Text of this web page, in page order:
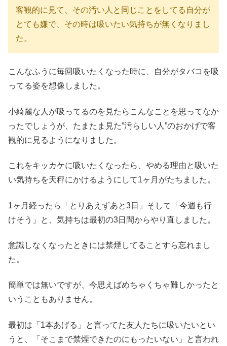
客観的に見て、その汚い人と同じことをしてる自分が
とても嫌で、その時は吸いたい気持ちが無くなりまし
た。
こんなふうに毎回吸いたくなった時に、自分がタバコを吸
ってる姿を想像しました。
小綺麗な人が吸ってるのを見たらこんなことを思ってなか
ったでしょうが、たまたま見た”汚らしい人”のおかげで客
観的に見るようになりました。
これをキッカケに吸いたくなったら、やめる理由と吸いた
い気持ちを天秤にかけるようにして1ヶ月がたちました。
1ヶ月経ったら「とりあえずあと3日」そして「今週も行
けそう」と、気持ちは最初の3日間からやり直しました。
意識しなくなったときには禁煙してることすら忘れまし
た。
簡単では無いですが、今思えばめちゃくちゃ難しかったと
いうこともありません。
最初は「1本あげる」と言ってた友人たちに吸いたいとい
うと、「そこまで禁煙できたのにもったいない」と言われ